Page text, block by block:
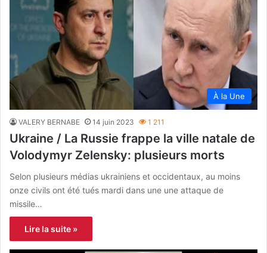
À la Une
VALERY BERNABE 14 juin 2023 1 211
Ukraine / La Russie frappe la ville natale de
Volodymyr Zelensky: plusieurs morts
Selon plusieurs médias ukrainiens et occidentaux, au moins
onze civils ont été tués mardi dans une une attaque de
missile…
Lire la suite »